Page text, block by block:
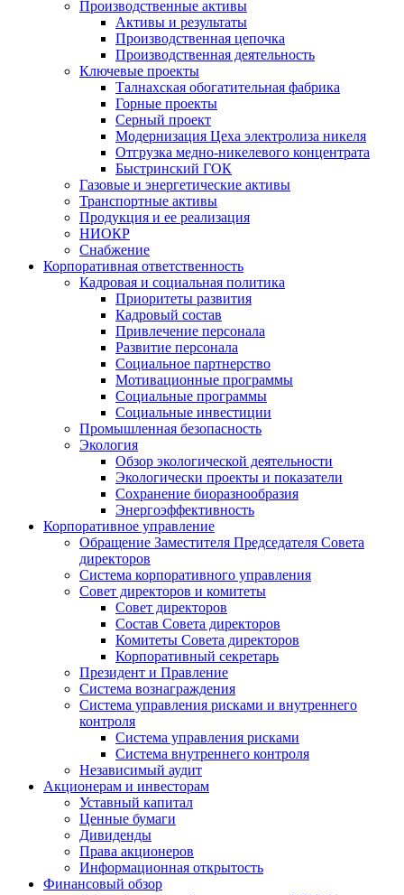
Производственные активы
Активы и результаты
Производственная цепочка
Производственная деятельность
Ключевые проекты
Талнахская обогатительная фабрика
Горные проекты
Серный проект
Модернизация Цеха электролиза никеля
Отгрузка медно-никелевого концентрата
Быстринский ГОК
Газовые и энергетические активы
Транспортные активы
Продукция и ее реализация
НИОКР
Снабжение
Корпоративная ответственность
Кадровая и социальная политика
Приоритеты развития
Кадровый состав
Привлечение персонала
Развитие персонала
Социальное партнерство
Мотивационные программы
Социальные программы
Социальные инвестиции
Промышленная безопасность
Экология
Обзор экологической деятельности
Экологически проекты и показатели
Сохранение биоразнообразия
Энергоэффективность
Корпоративное управление
Обращение Заместителя Председателя Совета
директоров
Система корпоративного управления
Совет директоров и комитеты
Совет директоров
Состав Совета директоров
Комитеты Совета директоров
Корпоративный секретарь
Президент и Правление
Система вознаграждения
Система управления рисками и внутреннего
контроля
Система управления рисками
Система внутреннего контроля
Независимый аудит
Акционерам и инвесторам
Уставный капитал
Ценные бумаги
Дивиденды
Права акционеров
Информационная открытость
Финансовый обзор